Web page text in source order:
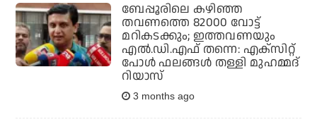
ബേപ്പൂരിലെ കഴിഞ്ഞ
തവണത്തെ 82000 വോട്ട്
മറികടക്കും; ഇത്തവണയും
എല്‍.ഡി.എഫ് തന്നെ: എക്‌സിറ്റ്
പോള്‍ ഫലങ്ങള്‍ തള്ളി മുഹമ്മദ്
റിയാസ്‌
3 months ago